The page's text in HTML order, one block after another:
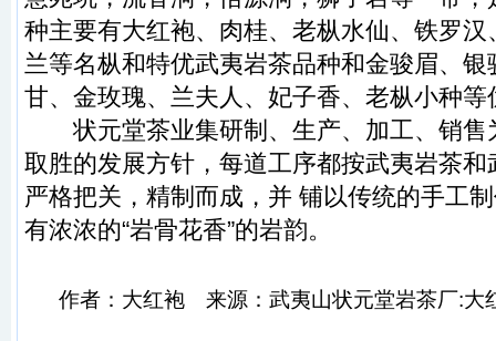
种主要有大红袍、 肉桂、 老枞水仙、 铁罗汉
兰等名枞和特优武夷岩茶品种和金骏眉、 银
甘、 金玫瑰、 兰夫人 、 妃子香、 老枞小种等
状元堂茶业集研制、生产、加工、销
取胜的发展方针，每道工序都按武夷岩茶和
严格把关，精制而成，并 铺以传统的手工
有浓浓的“岩骨花香”的岩韵。
作者：大红袍 来源：武夷山状元堂岩茶厂:大